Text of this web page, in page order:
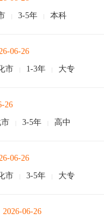
3-5年 本科
06-26
市 1-3年 大专
26
3-5年 高中
06-26
市 3-5年 大专
2026-06-26